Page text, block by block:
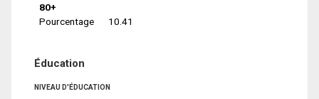
80+
Pourcentage
10.41
Éducation
NIVEAU D'ÉDUCATION